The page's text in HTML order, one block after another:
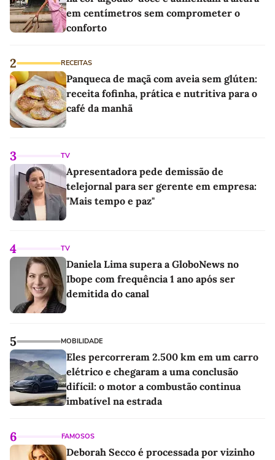
em centímetros sem comprometer o
conforto
2 RECEITAS
Panqueca de maçã com aveia sem glúten:
receita fofinha, prática e nutritiva para o
café da manhã
3 TV
Apresentadora pede demissão de
telejornal para ser gerente em empresa:
"Mais tempo e paz"
4 TV
Daniela Lima supera a GloboNews no
Ibope com frequência 1 ano após ser
demitida do canal
5 MOBILIDADE
Eles percorreram 2.500 km em um carro
elétrico e chegaram a uma conclusão
difícil: o motor a combustão continua
imbatível na estrada
6 FAMOSOS
Deborah Secco é processada por vizinho